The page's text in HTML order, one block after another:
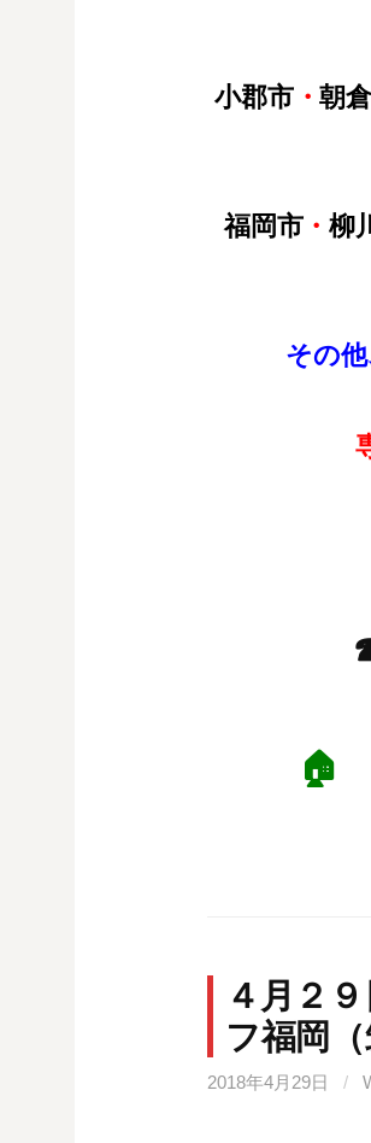
小郡市・朝
福岡市・柳
その
🏠
４月２
フ福岡（
2018年4月29日 /